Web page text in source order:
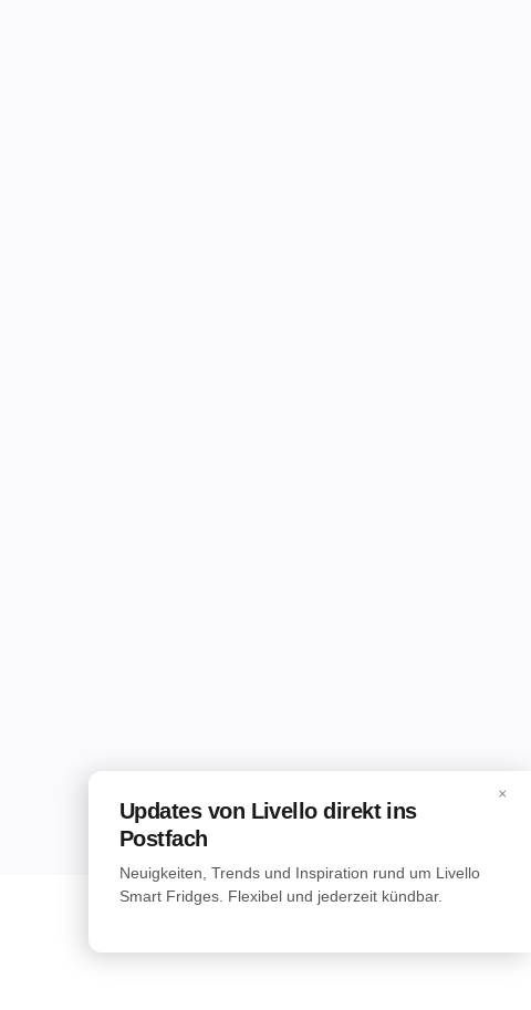
×
Updates von Livello direkt ins
Postfach
Neuigkeiten, Trends und Inspiration rund um Livello
Smart Fridges. Flexibel und jederzeit kündbar.